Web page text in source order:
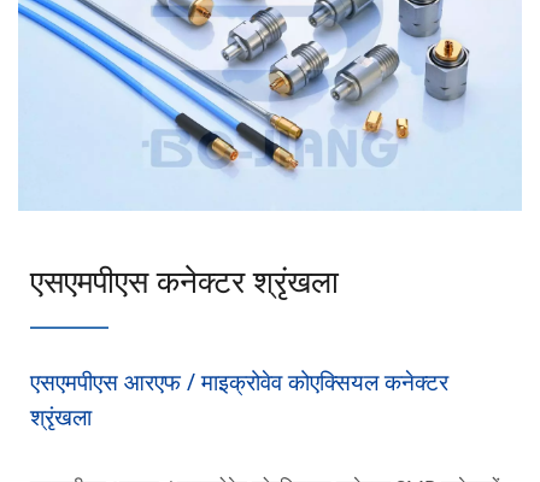
एसएमपीएस कनेक्टर श्रृंखला
एसएमपीएस आरएफ / माइक्रोवेव कोएक्सियल कनेक्टर
श्रृंखला